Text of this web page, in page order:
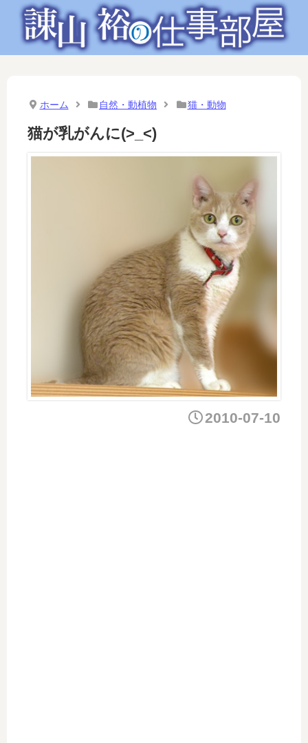
ホーム 自然・動植物 猫・動物
猫が乳がんに(>_<)ゞ
2010-07-10